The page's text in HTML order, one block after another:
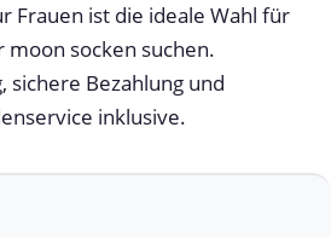
Frauen ist die ideale Wahl für
moon socken suchen.
sichere Bezahlung und
inklusive.